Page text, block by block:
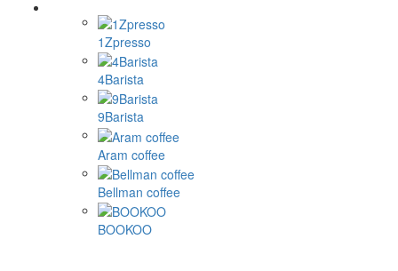
1Zpresso
4Barista
9Barista
Aram coffee
Bellman coffee
BOOKOO